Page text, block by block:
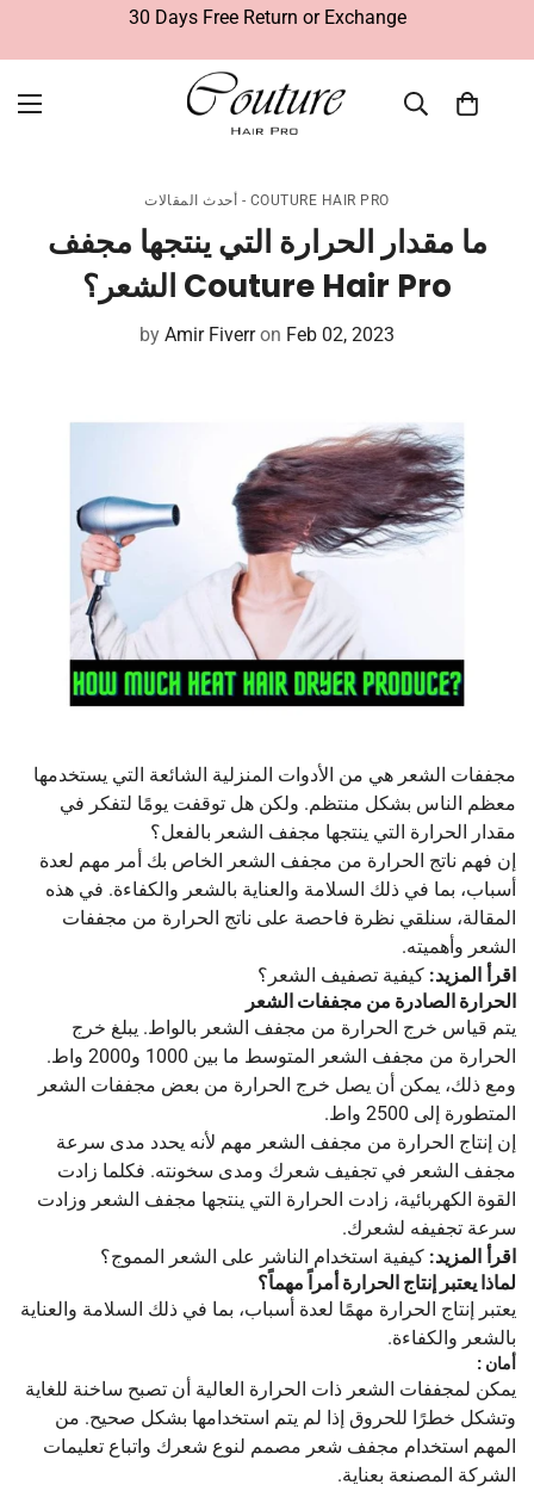
30 Days Free Return or Exchange
أحدث المقالات - COUTURE HAIR PRO
ما مقدار الحرارة التي ينتجها مجفف
الشعر؟ Couture Hair Pro
by Amir Fiverron Feb 02, 2023
مجففات الشعر هي من الأدوات المنزلية الشائعة التي يستخدمها
معظم الناس بشكل منتظم. ولكن هل توقفت يومًا لتفكر في
مقدار الحرارة التي ينتجها مجفف الشعر بالفعل؟
إن فهم ناتج الحرارة من مجفف الشعر الخاص بك أمر مهم لعدة
أسباب، بما في ذلك السلامة والعناية بالشعر والكفاءة. في هذه
المقالة، سنلقي نظرة فاحصة على ناتج الحرارة من مجففات
الشعر وأهميته.
اقرأ المزيد: كيفية تصفيف الشعر؟
الحرارة الصادرة من مجففات الشعر
يتم قياس خرج الحرارة من مجفف الشعر بالواط. يبلغ خرج
الحرارة من مجفف الشعر المتوسط ​​ما بين 1000 و2000 واط.
ومع ذلك، يمكن أن يصل خرج الحرارة من بعض مجففات الشعر
المتطورة إلى 2500 واط.
إن إنتاج الحرارة من مجفف الشعر مهم لأنه يحدد مدى سرعة
مجفف الشعر في تجفيف شعرك ومدى سخونته. فكلما زادت
القوة الكهربائية، زادت الحرارة التي ينتجها مجفف الشعر وزادت
سرعة تجفيفه لشعرك.
اقرأ المزيد: كيفية استخدام الناشر على الشعر المموج؟
لماذا يعتبر إنتاج الحرارة أمراً مهماً؟
يعتبر إنتاج الحرارة مهمًا لعدة أسباب، بما في ذلك السلامة والعناية
بالشعر والكفاءة.
أمان :
يمكن لمجففات الشعر ذات الحرارة العالية أن تصبح ساخنة للغاية
وتشكل خطرًا للحروق إذا لم يتم استخدامها بشكل صحيح. من
المهم استخدام مجفف شعر مصمم لنوع شعرك واتباع تعليمات
الشركة المصنعة بعناية.